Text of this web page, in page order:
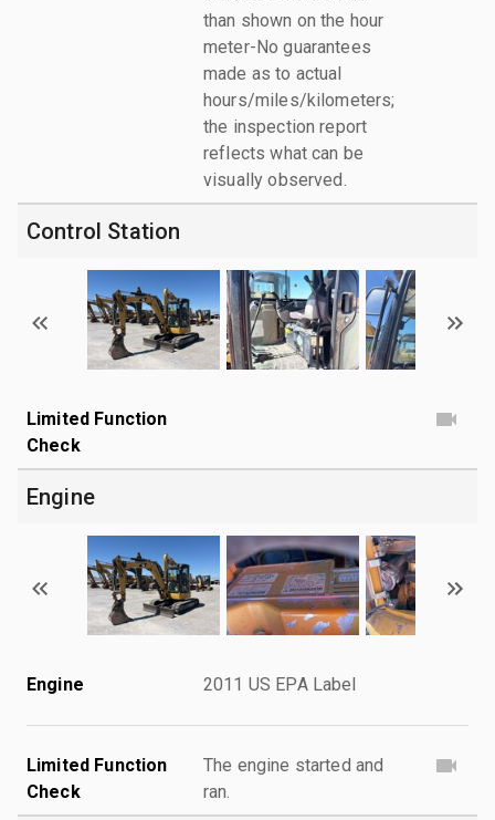
than shown on the hour
meter-No guarantees
made as to actual
hours/miles/kilometers;
the inspection report
reflects what can be
visually observed.
Control Station
Limited Function
Check
Engine
Engine 2011 US EPA Label
Limited Function
Check
The engine started and
ran.